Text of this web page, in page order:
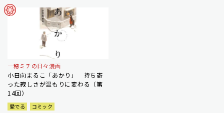
一穂ミチの日々漫画
小日向まるこ「あかり」 持ち寄
った寂しさが温もりに変わる（第
14回）
愛でる
コミック